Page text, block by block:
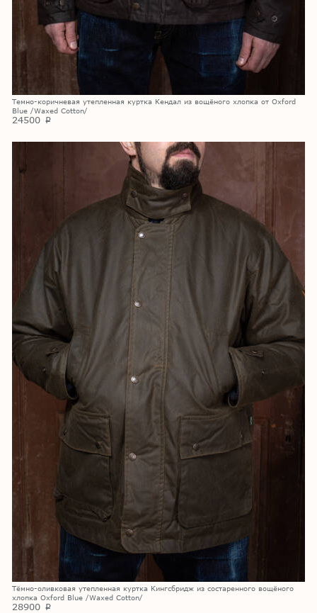
Темно-коричневая утепленная куртка Кендал из вощёного хлопка от Oxford
Blue /Waxed Cotton/
24500 p
Тёмно-оливковая утепленная куртка Кингсбридж из состаренного вощёного
хлопка Oxford Blue /Waxed Cotton/
28900 p